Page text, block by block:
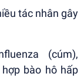
tác nhân gây
(cúm),
bào hô hấp